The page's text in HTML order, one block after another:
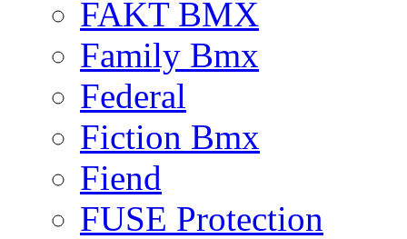
FAKT BMX
Family Bmx
Federal
Fiction Bmx
Fiend
FUSE Protection